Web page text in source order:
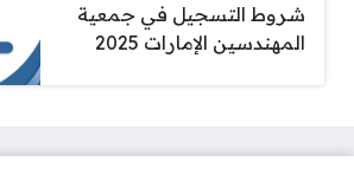
شروط التسجيل في جمعية
المهندسين الإمارات 2025